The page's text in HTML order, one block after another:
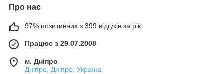
Про нас
97% позитивних з 399 відгуків за рік
Працює з 29.07.2008
м. Дніпро
Дніпро, Дніпро, Україна